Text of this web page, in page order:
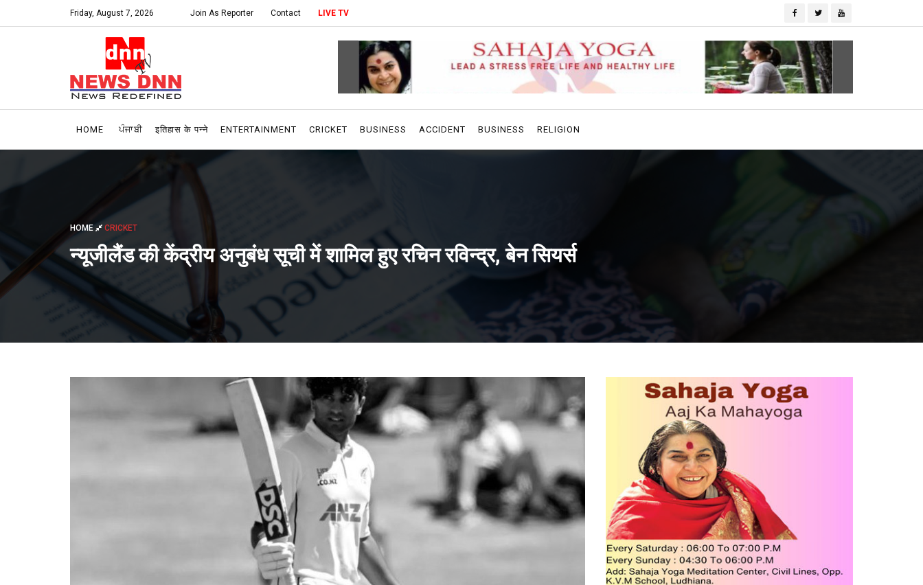
Friday, August 7, 2026 Join As Reporter Contact LIVE TV
HOME ਪੰਜਾਬੀ इतिहास के पन्ने ENTERTAINMENT CRICKET BUSINESS ACCIDENT BUSINESS RELIGION
HOME CRICKET
न्यूजीलैंड की केंद्रीय अनुबंध सूची में शामिल हुए रचिन रविन्द्र, बेन सियर्स